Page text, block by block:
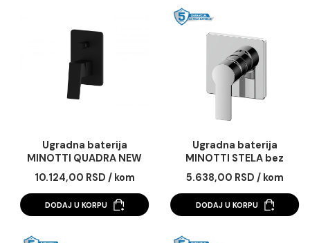
crna
DODAJ U KORPU
9.224,00 RSD /
DODAJ U KORPU